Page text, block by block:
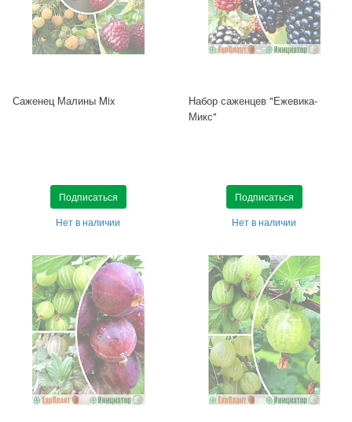
Саженец Малины Mix
Подписаться
Нет в наличии
Набор саженцев "Ежевика-
Микс"
Подписаться
Нет в наличии